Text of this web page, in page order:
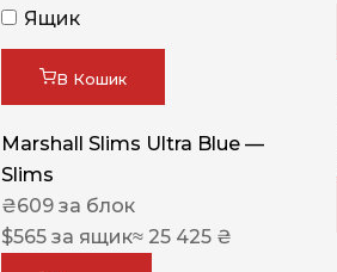
Ящик
В Кошик
Marshall Slims Ultra Blue —
Slims
₴609 за блок
$565 за ящик≈ 25 425 ₴